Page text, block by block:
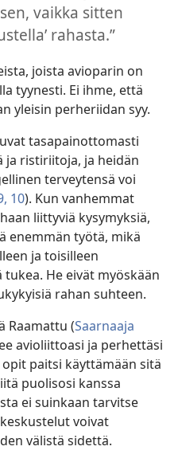
vaikka sitten
rahasta.”
joista avioparin on
tyynesti. Ei ihme, että
yleisin perheriidan syy.
tasapainottomasti
ja ristiriitoja, ja heidän
terveytensä voi
10). Kun vanhemmat
liittyviä kysymyksiä,
enemmän työtä, mikä
ja toisilleen
He eivät myöskään
rahan suhteen.
Raamattu (Saarnaaja
avioliittoasi ja perhettäsi
paitsi käyttämään sitä
puolisosi kanssa
ei suinkaan tarvitse
voivat
välistä sidettä.